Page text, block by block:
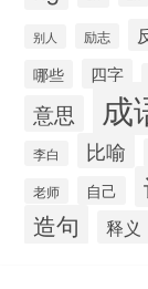
别人 励志
哪些 四字
意思 成
李白 比喻
老师 自己
造句 释义